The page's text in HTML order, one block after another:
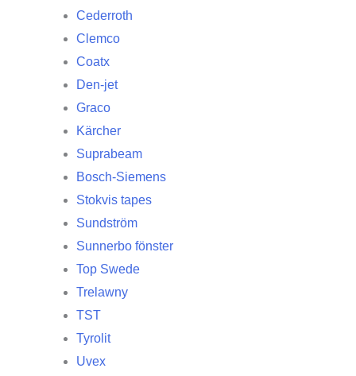
Cederroth
Clemco
Coatx
Den-jet
Graco
Kärcher
Suprabeam
Bosch-Siemens
Stokvis tapes
Sundström
Sunnerbo fönster
Top Swede
Trelawny
TST
Tyrolit
Uvex